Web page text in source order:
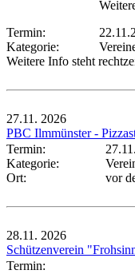
Termin:
Kategorie:
Weitere Info steht
27.11. 2026
PBC Ilmmünster -
Termin:
Kategorie:
Ort:
vor
28.11. 2026
Schützenverein
Termin: